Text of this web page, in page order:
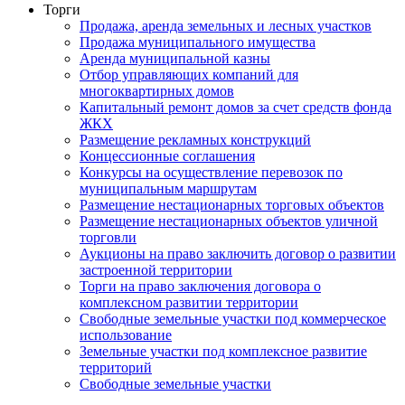
Торги
Продажа, аренда земельных и лесных участков
Продажа муниципального имущества
Аренда муниципальной казны
Отбор управляющих компаний для
многоквартирных домов
Капитальный ремонт домов за счет средств фонда
ЖКХ
Размещение рекламных конструкций
Концессионные соглашения
Конкурсы на осуществление перевозок по
муниципальным маршрутам
Размещение нестационарных торговых объектов
Размещение нестационарных объектов уличной
торговли
Аукционы на право заключить договор о развитии
застроенной территории
Торги на право заключения договора о
комплексном развитии территории
Свободные земельные участки под коммерческое
использование
Земельные участки под комплексное развитие
территорий
Свободные земельные участки